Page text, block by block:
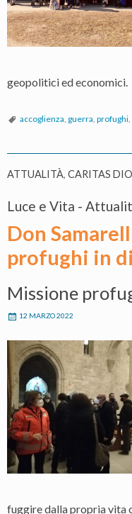
geopolitici ed economici.
accoglienza, guerra, profughi,
ATTUALITÀ, CARITAS
Luce e Vita -
Don
profughi in
Missione
12 MARZO 2022
fuggire dalla propria vita